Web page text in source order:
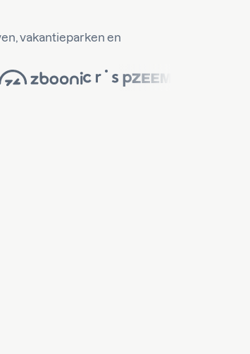
vakantieparken en